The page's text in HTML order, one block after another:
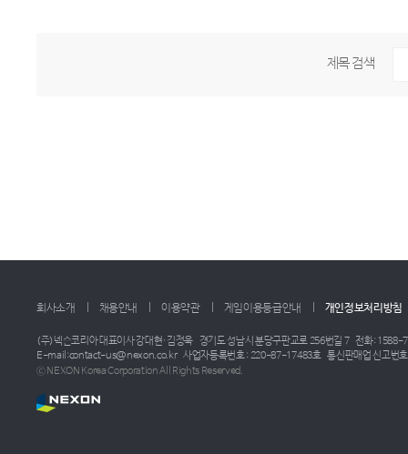
제목 검색
회사소개 채용안내 이용약관 게임이용등급안내 개인정보처리방침
(주)넥슨코리아 대표이사 강대현·김정욱 경기도 성남시 분당구판교로 256번길 7 전화: 1588-
E-mail:contact-us@nexon.co.kr 사업자등록번호 : 220-87-17483호 통신판매업 신고번
ⓒ NEXON Korea Corporation All Rights Reserved.